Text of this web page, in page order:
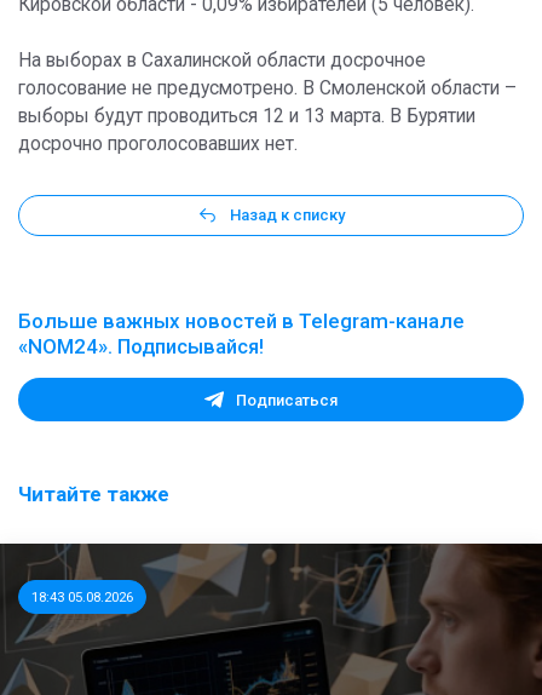
На выборах в Сахалинской области досрочное
голосование не предусмотрено. В Смоленской области –
выборы будут проводиться 12 и 13 марта. В Бурятии
досрочно проголосовавших нет.
Назад к списку
Больше важных новостей в Telegram-канале
«NOM24». Подписывайся!
Подписаться
Читайте также
18:43 05.08.2026